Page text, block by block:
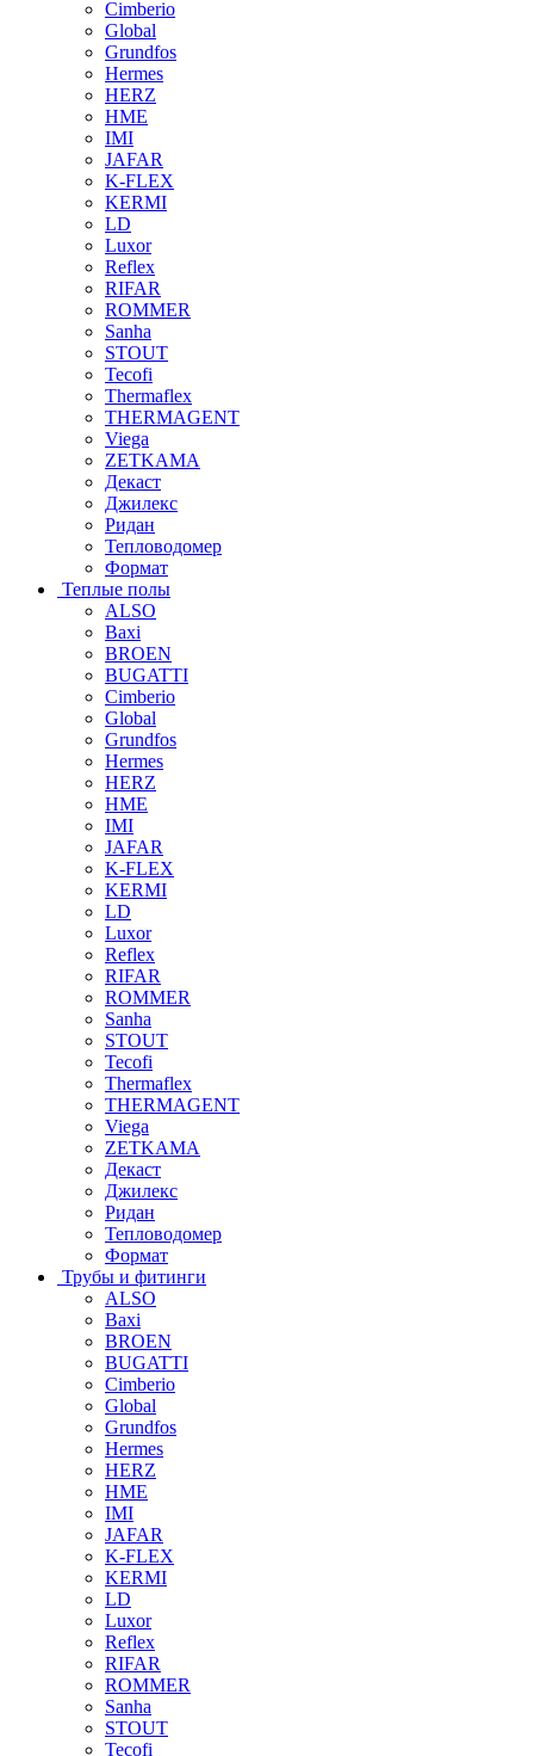
Cimberio
Global
Grundfos
Hermes
HERZ
HME
IMI
JAFAR
K-FLEX
KERMI
LD
Luxor
Reflex
RIFAR
ROMMER
Sanha
STOUT
Tecofi
Thermaflex
THERMAGENT
Viega
ZETKAMA
Декаст
Джилекс
Ридан
Тепловодомер
Формат
Теплые полы
ALSO
Baxi
BROEN
BUGATTI
Cimberio
Global
Grundfos
Hermes
HERZ
HME
IMI
JAFAR
K-FLEX
KERMI
LD
Luxor
Reflex
RIFAR
ROMMER
Sanha
STOUT
Tecofi
Thermaflex
THERMAGENT
Viega
ZETKAMA
Декаст
Джилекс
Ридан
Тепловодомер
Формат
Трубы и фитинги
ALSO
Baxi
BROEN
BUGATTI
Cimberio
Global
Grundfos
Hermes
HERZ
HME
IMI
JAFAR
K-FLEX
KERMI
LD
Luxor
Reflex
RIFAR
ROMMER
Sanha
STOUT
Tecofi